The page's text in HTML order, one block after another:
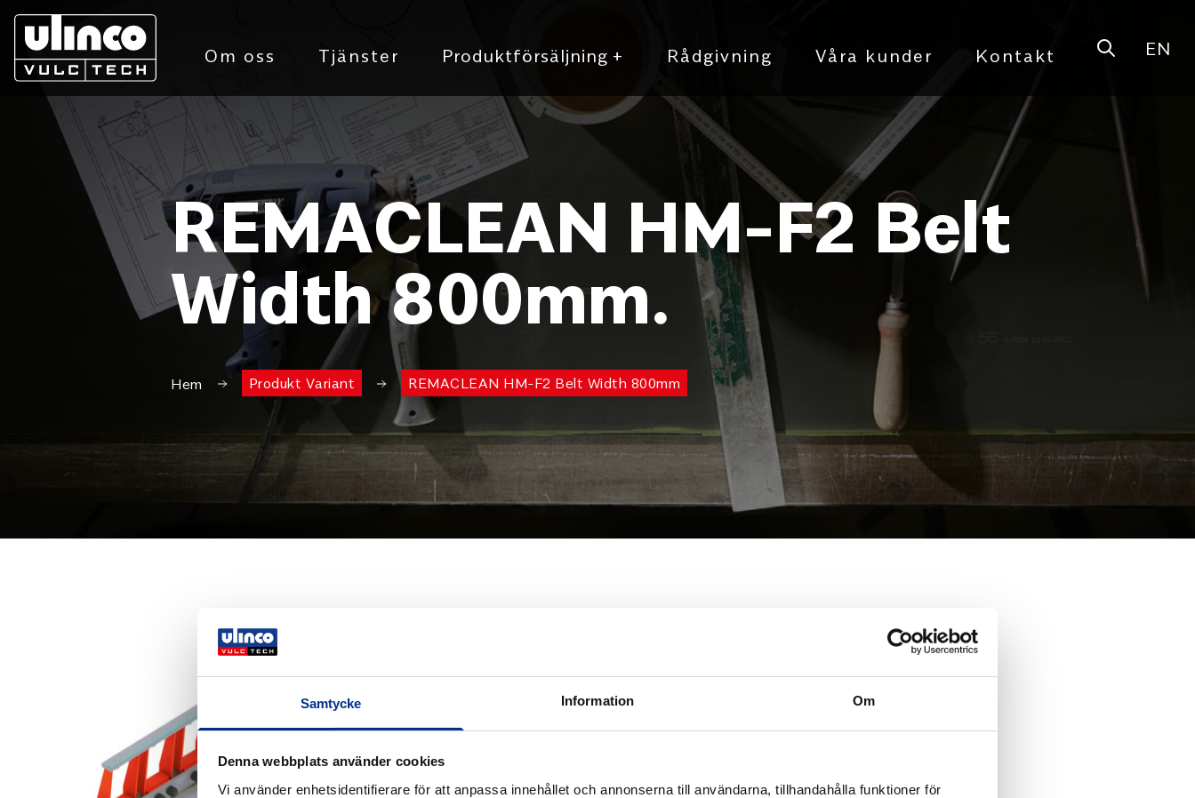
Samtycke Information Om
Denna webbplats använder cookies
Vi använder enhetsidentifierare för att anpassa innehållet och annonserna till användarna, tillhandahålla funktioner för
Om oss Tjänster Produktförsäljning + Rådgivning Våra kunder Kontakt OpenEN
REMACLEAN HM-F2 Belt
Width 800mm.
Hem Produkt Variant REMACLEAN HM-F2 Belt Width 800mm